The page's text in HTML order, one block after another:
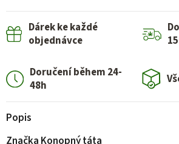
Dárek ke každé
objednávce
Doručení během 24-
48h
Popis
Značka Konopný táta